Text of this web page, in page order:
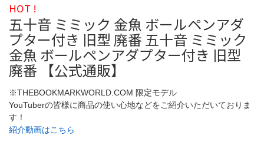
HOT !
五十音 ミミック 金魚 ボールペンアダ
プター付き 旧型 廃番 五十音 ミミック
金魚 ボールペンアダプター付き 旧型
廃番 【公式通販】
※THEBOOKMARKWORLD.COM 限定モデル
YouTuberの皆様に商品の使い心地などをご紹介いただいておりま
す！
紹介動画はこちら